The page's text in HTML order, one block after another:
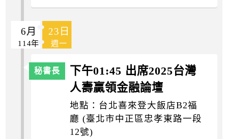
6月 23日
114年 週一
下午01:45 出席2025台灣
人壽贏領金融論壇
地點：台北喜來登大飯店B2福
廳 (臺北市中正區忠孝東路一段
12號)